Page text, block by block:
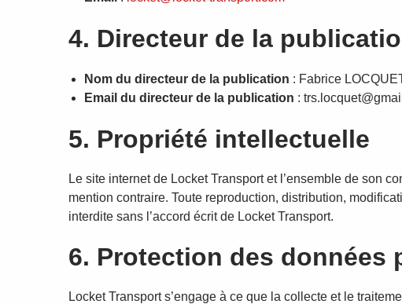
4. Directeur de la
Nom du directeur de la publication : Fabrice
Email du directeur de la publication :
5. Propriété intellectuelle
Le site internet de Locket Transport et l’ensemble de son
mention contraire. Toute reproduction, distribution,
interdite sans l’accord écrit de Locket Transport.
6. Protection des données
Locket Transport s’engage à ce que la collecte et le